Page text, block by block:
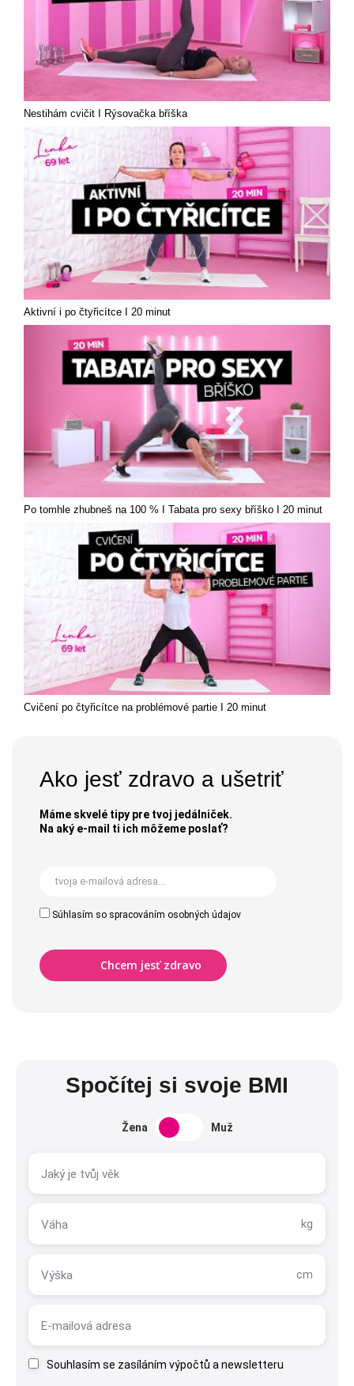
Nestihám cvičit I Rýsovačka bříška
Aktivní i po čtyřicítce I 20 minut
Po tomhle zhubneš na 100 % I Tabata pro sexy bříško I 20 minut
Cvičení po čtyřicítce na problémové partie I 20 minut
Ako jesť zdravo a ušetriť
Máme skvelé tipy pre tvoj jedálniček.
Na aký e-mail ti ich môžeme poslať?
Súhlasím so spracováním osobných údajov
Chcem jesť zdravo
Spočítej si svoje BMI
Žena Muž
Souhlasím se zasíláním výpočtů a newsletteru